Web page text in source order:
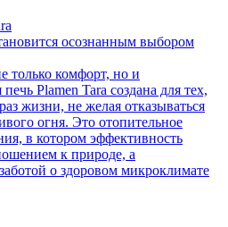
осознанным выбором
комфорт, но и
Plamen Tara создана для тех,
жизни, не желая отказываться
огня. Это отопительное
в котором эффективность
к природе, а
о здоровом микроклимате